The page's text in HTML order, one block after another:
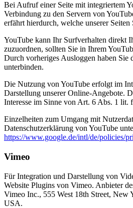
Bei Aufruf einer Seite mit integriertem
Verbindung zu den Servern von
erfährt hierdurch, welche unserer Seiten
YouTube kann Ihr Surfverhalten direkt
zuzuordnen, sollten Sie in Ihrem
Durch vorheriges Ausloggen haben Sie
unterbinden.
Die Nutzung von YouTube erfolgt im
Darstellung unserer Online-Angebote.
Interesse im Sinne von Art. 6 Abs. 1 lit.
Einzelheiten zum Umgang mit
Datenschutzerklärung von YouTube
https://www.google.de/intl/de/policies/
Vimeo
Für Integration und Darstellung von
Website Plugins von Vimeo. Anbieter
Vimeo Inc., 555 West 18th Street, New
USA.